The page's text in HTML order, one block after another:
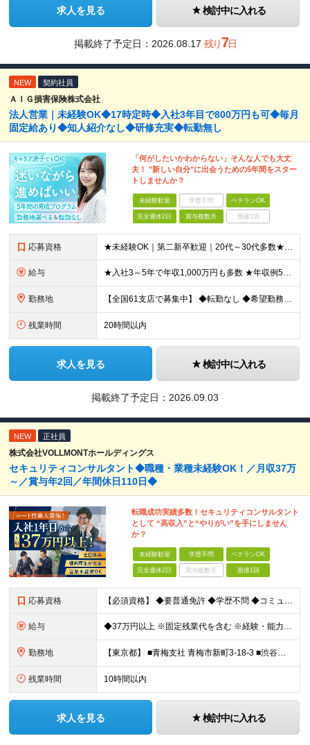
求人を見る 検討中に入れる
掲載終了予定日： 2026.08.17 残り7日
NEW 契約社員
ＡＩＧ損害保険株式会社
法人営業｜未経験OK◆17時定時◆入社3年目で800万円も可◆毎月
固定給あり◆知人紹介なし◆研修充実◆転勤無し
「何がしたいかわからない」そんな人でも大丈
夫！ "新しい自分"に出会うための5年間をスター
トしませんか？
未経験歓迎 学歴不問 ベテランOK
完全週休2日 賞与複数月 面接1回
応募資格 ★未経験OK｜第二新卒歓迎｜20代～30代多数★ ┗業界未経験者、営業未経験がほとんどです！ ★高卒以上 ━━━━━━━━ 育成前提の採用です！ ━━━━━━━━ 「稼ぎたい」「経営者になりたい」な
給与 ★入社3～5年で年収1,000万円も多数 ★年収例523万円／20代・2年目 月給24万4,094円～33万5,000円＋業績給＋賞与年2回（業績による） ※給与は配属エリアによって異なります ※
勤務地 【全国61支店で募集中】 ◆転勤なし ◆希望勤務地を選べる ◆U・Iターンも歓迎です ----- 契約期間中は転勤がありません。 お住まいの地域でキャリアを築くことができます！ ----- ■北海道／
残業時間 20時間以内
求人を見る 検討中に入れる
掲載終了予定日： 2026.09.03
NEW 正社員
株式会社VOLLMONTホールディングス
セキュリティコンサルタント◆職種・業種未経験OK！／月収37万
～／賞与年2回／年間休日110日◆
転職成功実績多数！セキュリティコンサルタント
として “高収入”と“やりがい”を手にしません
か？
未経験歓迎 学歴不問 ベテランOK
完全週休2日 賞与複数月 面接1回
応募資格 【必須資格】 ◆要普通免許 ◆学歴不問 ◆コミュニケーション能力に自信のある方 ⇒お客様との関係をより良いものにしてください◎ ◆計画性を持って積極的に行動できる方 ⇒先のことを考えてお客様
給与 ◆37万円以上 ※固定残業代を含む ※経験・能力を考慮 ※決算賞与あり 【固定残業代】14万円/45時間 ※固定残業代は残業がない場合も支給し、超過分は別途支給する ※超過分は別途全額支給 ・一律手
勤務地 【東京都】 ■青梅支社 青梅市新町3-18-3 ■渋谷支社 渋谷区渋谷1-6-5 ■新宿支社 新宿区新宿3-11-10 ■池袋支社 豊島区東池袋1-35-5 ■両国支社 墨田区江東橋1-12-8KDビ
残業時間 10時間以内
求人を見る 検討中に入れる